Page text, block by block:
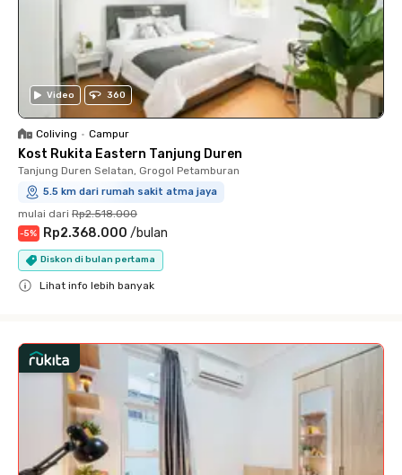
Video 360
Coliving • Campur
Kost Rukita Eastern Tanjung Duren
Tanjung Duren Selatan, Grogol Petamburan
5.5 km dari rumah sakit atma jaya
mulai dari Rp2.518.000
-5% Rp2.368.000 /bulan
Diskon di bulan pertama
Lihat info lebih banyak